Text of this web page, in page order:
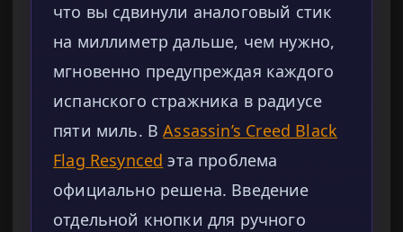
что вы сдвинули аналоговый стик
на миллиметр дальше, чем нужно,
мгновенно предупреждая каждого
испанского стражника в радиусе
пяти миль. ВAssassin’s Creed Black
Flag Resynced эта проблема
официально решена. Введение
отдельной кнопки для ручного